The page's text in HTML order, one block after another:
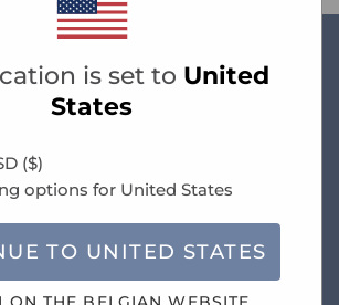
is set to United
States
($)
options for United States
TO UNITED STATES
Nouveautés
gratuite sur le Benelux dès